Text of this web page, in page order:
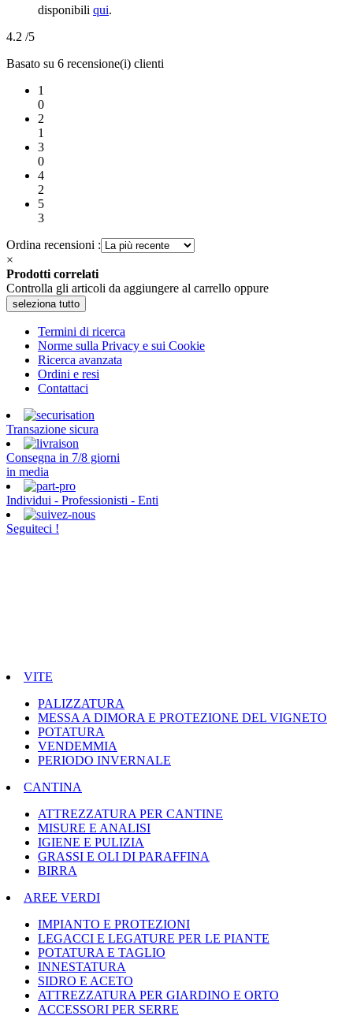
disponibili qui.
4.2 /5
Basato su 6 recensione(i) clienti
1
0
2
1
3
0
4
2
5
3
Ordina recensioni :
×
Prodotti correlati
Controlla gli articoli da aggiungere al carrello oppure
seleziona tutto
Termini di ricerca
Norme sulla Privacy e sui Cookie
Ricerca avanzata
Ordini e resi
Contattaci
Transazione sicura
Consegna in 7/8 giorni
in media
Individui - Professionisti - Enti
Seguiteci !
VITE
PALIZZATURA
MESSA A DIMORA E PROTEZIONE DEL VIGNETO
POTATURA
VENDEMMIA
PERIODO INVERNALE
CANTINA
ATTREZZATURA PER CANTINE
MISURE E ANALISI
IGIENE E PULIZIA
GRASSI E OLI DI PARAFFINA
BIRRA
AREE VERDI
IMPIANTO E PROTEZIONI
LEGACCI E LEGATURE PER LE PIANTE
POTATURA E TAGLIO
INNESTATURA
SIDRO E ACETO
ATTREZZATURA PER GIARDINO E ORTO
ACCESSORI PER SERRE